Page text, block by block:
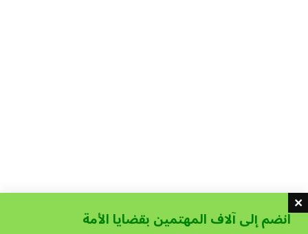
انضم إلى آلاف المهتمين بقضايا الأمة